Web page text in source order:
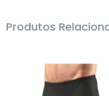
Produtos